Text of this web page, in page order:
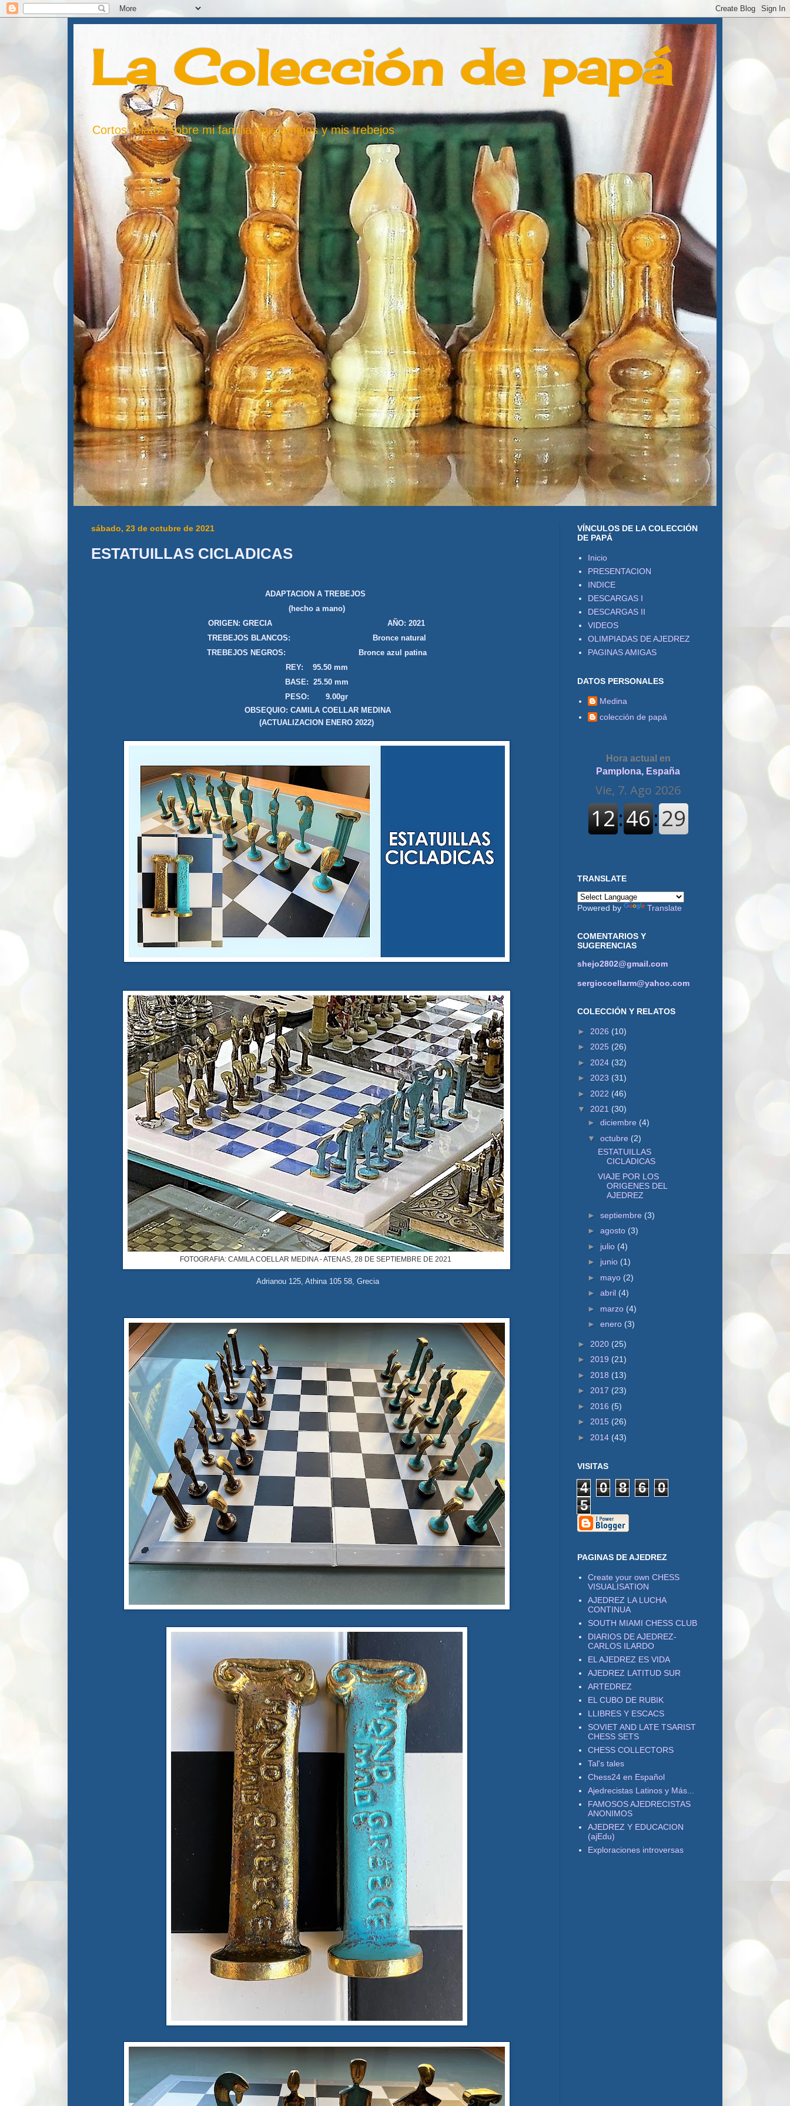
La Colección de papá
Cortos relatos sobre mi familia, mis amigos y mis trebejos
sábado, 23 de octubre de 2021
ESTATUILLAS CICLADICAS
ADAPTACION A TREBEJOS
(hecho a mano)
ORIGEN: GRECIA AÑO: 2021
TREBEJOS BLANCOS: Bronce natural
TREBEJOS NEGROS: Bronce azul patina
REY: 95.50 mm
BASE: 25.50 mm
PESO: 9.00gr
OBSEQUIO: CAMILA COELLAR MEDINA
(ACTUALIZACION ENERO 2022)
FOTOGRAFIA: CAMILA COELLAR MEDINA - ATENAS, 28 DE SEPTIEMBRE DE 2021
Adrianou 125, Athina 105 58, Grecia
VÍNCULOS DE LA COLECCIÓN
DE PAPÁ
Inicio
PRESENTACION
INDICE
DESCARGAS I
DESCARGAS II
VIDEOS
OLIMPIADAS DE AJEDREZ
PAGINAS AMIGAS
DATOS PERSONALES
Medina
colección de papá
Hora actual en
Pamplona, España
TRANSLATE
Powered by Translate
COMENTARIOS Y
SUGERENCIAS
shejo2802@gmail.com
sergiocoellarm@yahoo.com
COLECCIÓN Y RELATOS
► 2026 (10)
► 2025 (26)
► 2024 (32)
► 2023 (31)
► 2022 (46)
▼ 2021 (30)
► diciembre (4)
▼ octubre (2)
ESTATUILLAS
CICLADICAS
VIAJE POR LOS
ORIGENES DEL
AJEDREZ
► septiembre (3)
► agosto (3)
► julio (4)
► junio (1)
► mayo (2)
► abril (4)
► marzo (4)
► enero (3)
► 2020 (25)
► 2019 (21)
► 2018 (13)
► 2017 (23)
► 2016 (5)
► 2015 (26)
► 2014 (43)
VISITAS
4 0 8 6
0
5
PAGINAS DE AJEDREZ
Create your own CHESS
VISUALISATION
AJEDREZ LA LUCHA
CONTINUA
SOUTH MIAMI CHESS CLUB
DIARIOS DE AJEDREZ-
CARLOS ILARDO
EL AJEDREZ ES VIDA
AJEDREZ LATITUD SUR
ARTEDREZ
EL CUBO DE RUBIK
LLIBRES Y ESCACS
SOVIET AND LATE TSARIST
CHESS SETS
CHESS COLLECTORS
Tal's tales
Chess24 en Español
Ajedrecistas Latinos y Más...
FAMOSOS AJEDRECISTAS
ANONIMOS
AJEDREZ Y EDUCACION
(ajEdu)
Exploraciones introversas